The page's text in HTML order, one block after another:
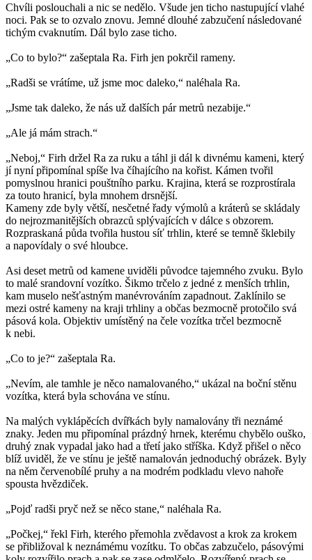
Chvíli poslouchali a nic se nedělo. Všude jen ticho nastupující vlahé
noci. Pak se to ozvalo znovu. Jemné dlouhé zabzučení následované
tichým cvaknutím. Dál bylo zase ticho.
„Co to bylo?“ zašeptala Ra. Firh jen pokrčil rameny.
„Radši se vrátíme, už jsme moc daleko,“ naléhala Ra.
„Jsme tak daleko, že nás už dalších pár metrů nezabije.“
„Ale já mám strach.“
„Neboj,“ Firh držel Ra za ruku a táhl ji dál k divnému kameni, který
jí nyní připomínal spíše lva číhajícího na kořist. Kámen tvořil
pomyslnou hranici pouštního parku. Krajina, která se rozprostírala
za touto hranicí, byla mnohem drsnější.
Kameny zde byly větší, nesčetné řady výmolů a kráterů se skládaly
do nejrozmanitějších obrazců splývajících v dálce s obzorem.
Rozpraskaná půda tvořila hustou síť trhlin, které se temně šklebily
a napovídaly o své hloubce.
Asi deset metrů od kamene uviděli původce tajemného zvuku. Bylo
to malé srandovní vozítko. Šikmo trčelo z jedné z menších trhlin,
kam muselo nešťastným manévrováním zapadnout. Zaklínilo se
mezi ostré kameny na kraji trhliny a občas bezmocně protočilo svá
pásová kola. Objektiv umístěný na čele vozítka trčel bezmocně
k nebi.
„Co to je?“ zašeptala Ra.
„Nevím, ale tamhle je něco namalovaného,“ ukázal na boční stěnu
vozítka, která byla schována ve stínu.
Na malých vyklápěcích dvířkách byly namalovány tři neznámé
znaky. Jeden mu připomínal prázdný hrnek, kterému chybělo ouško,
druhý znak vypadal jako had a třetí jako stříška. Když přišel o něco
blíž uviděl, že ve stínu je ještě namalován jednoduchý obrázek. Byly
na něm červenobílé pruhy a na modrém podkladu vlevo nahoře
spousta hvězdiček.
„Pojď radši pryč než se něco stane,“ naléhala Ra.
„Počkej,“ řekl Firh, kterého přemohla zvědavost a krok za krokem
se přibližoval k neznámému vozítku. To občas zabzučelo, pásovými